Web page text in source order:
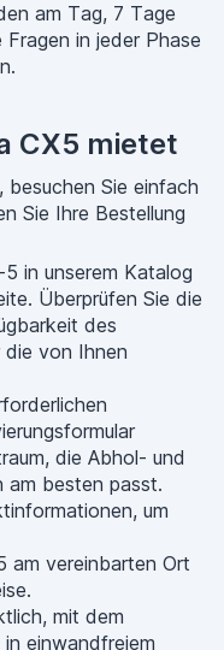
am Tag, 7 Tage
in jeder Phase
CX5 mietet
Sie einfach
Sie Ihre Bestellung
in unserem Katalog
Überprüfen Sie die
des
von Ihnen
die Abhol- und
am besten passt.
um
am vereinbarten Ort
mit dem
einwandfreiem